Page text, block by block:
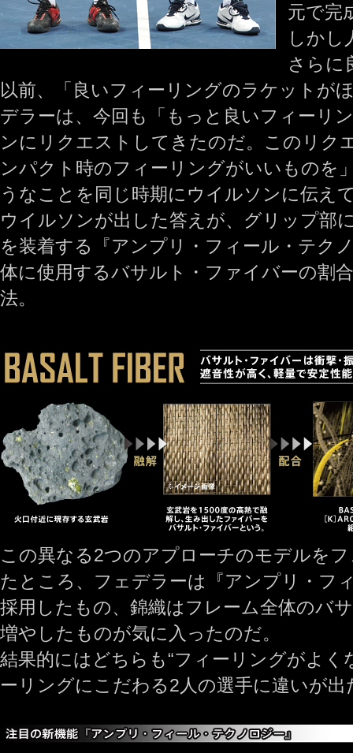
元で完
しかし
さらに
以前、「良いフィーリングのラケットが
デラーは、今回も「もっと良いフィーリ
ンにリクエストしてきたのだ。このリク
ンパクト時のフィーリングがいいものを
うなことを同じ時期にウイルソンに伝え
ウイルソンが出した答えが、グリップ部
を装着する『アンプリ・フィール・テク
体に使用するバサルト・ファイバーの割
法。
この異なる2つのアプローチのモデルを
たところ、フェデラーは『アンプリ・フ
採用したもの、錦織はフレーム全体のバ
増やしたものが気に入ったのだ。
結果的にはどちらも“フィーリングがよく
ーリングにこだわる2人の選手に違いが